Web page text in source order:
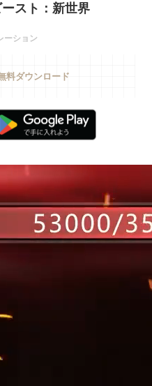
スト：新世界
ーション
料ダウンロード